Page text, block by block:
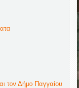
τον Δήμο Παγγαίου